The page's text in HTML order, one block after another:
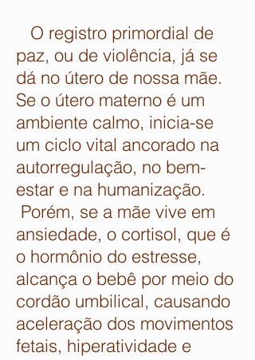
O registro primordial de
paz, ou de violência, já se
dá no útero de nossa mãe.
Se o útero materno é um
ambiente calmo, inicia-se
um ciclo vital ancorado na
autorregulação, no bem-
estar e na humanização.
Porém, se a mãe vive em
ansiedade, o cortisol, que é
o hormônio do estresse,
alcança o bebê por meio do
cordão umbilical, causando
aceleração dos movimentos
fetais, hiperatividade e